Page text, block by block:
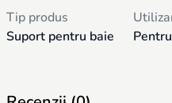
Tip produs
Suport pentru baie